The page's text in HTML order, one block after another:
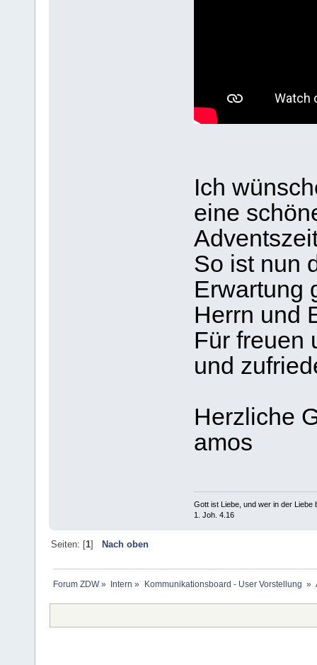
Ich
eine
So ist nun
Erwartung
Herrn und
Für freuen
und
Herzliche
amos
Gott ist Liebe, und wer in der Liebe
1. Joh. 4.16
Seiten: [1] Nach oben
Forum ZDW» Intern » Kommunikationsboard - User Vorstellung »